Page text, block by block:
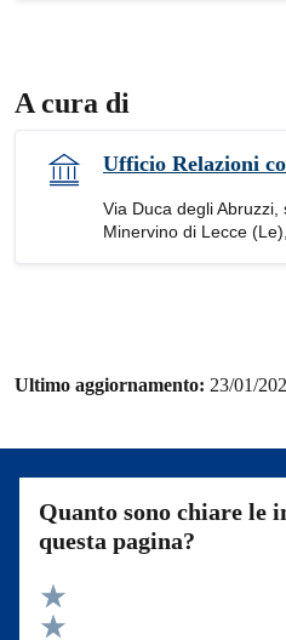
A cura di
Ufficio Relazioni
Via Duca degli Abruzzi,
Minervino di Lecce
Ultimo aggiornamento: 23/01/
Quanto sono chiare le
questa pagina?
Valuta 5 stelle su 5